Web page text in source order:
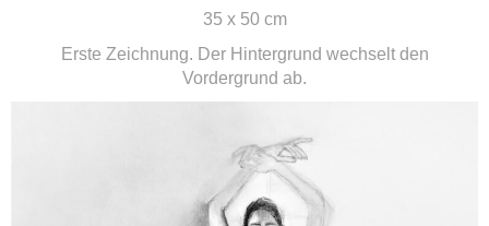
35 x 50 cm
Erste Zeichnung. Der Hintergrund wechselt den
Vordergrund ab.